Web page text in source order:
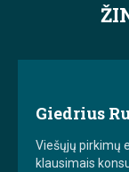
Giedrius
Viešųjų pirkimų
klausimais